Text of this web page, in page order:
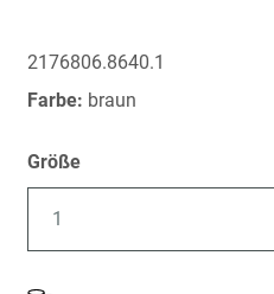
springen
2176806.8640.1
Farbe: braun
Größe
1